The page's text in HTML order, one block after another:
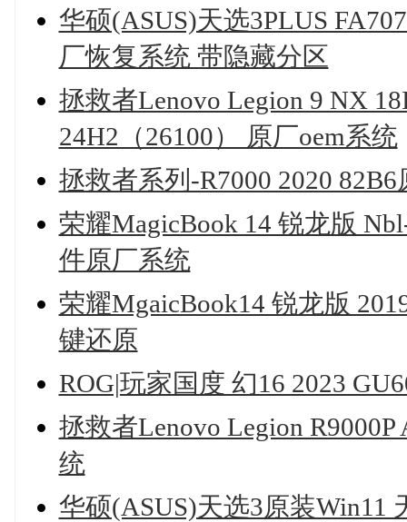
华硕(ASUS)天选3PLUS
厂恢复系统 带隐藏分区
拯救者Lenovo Legion 9 NX
24H2（26100） 原厂oem系统
拯救者系列-R7000 2020
荣耀MagicBook 14 锐龙版
件原厂系统
荣耀MgaicBook14 锐龙版
键还原
ROG|玩家国度 幻16 2023
拯救者Lenovo Legion
统
华硕(ASUS)天选3原装Win11